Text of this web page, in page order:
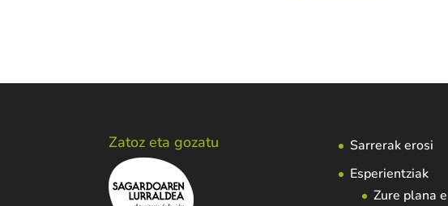
Zatoz eta gozatu
Sarrerak erosi
Esperientziak
Zure plana